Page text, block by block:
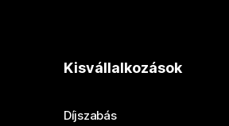
Kisvállalkozások
Díjszabás